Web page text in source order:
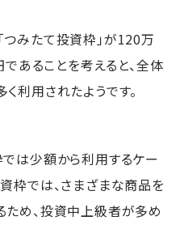
みたて投資枠」が120万
あることを考えると、全体
利用されたようです。
は少額から利用するケー
枠では、さまざまな商品を
め、投資中上級者が多め